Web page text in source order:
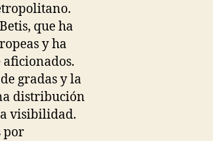
que ha
y ha
gradas y la
distribución
visibilidad.
por